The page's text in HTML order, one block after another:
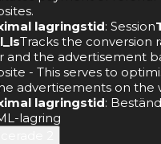
lagringstid: Session
Tracks the conversion
and the advertisement
- This serves to
advertisements on the
lagringstid:
lagring